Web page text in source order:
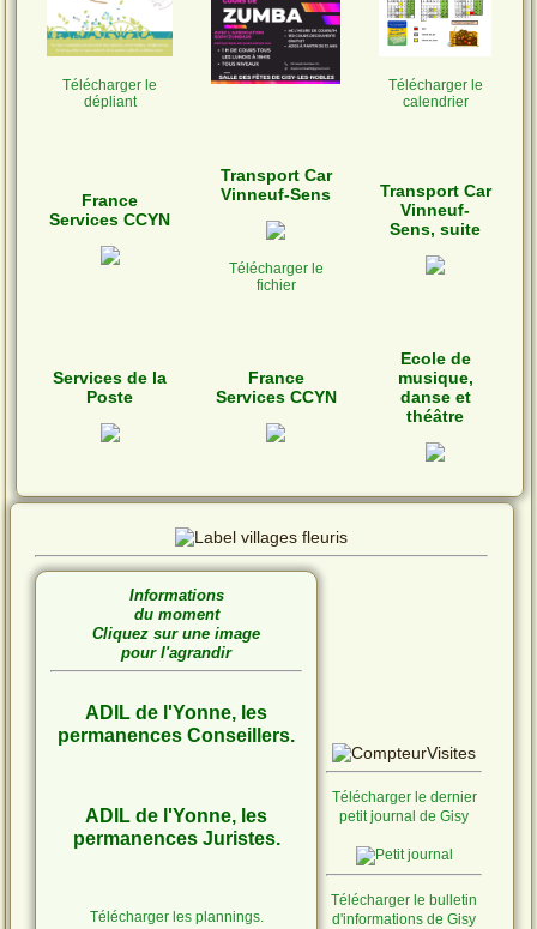
Télécharger le
dépliant
Télécharger le
calendrier
France
Services CCYN
Transport Car
Vinneuf-Sens
Télécharger le
fichier
Transport Car
Vinneuf-
Sens, suite
Services de la
Poste
France
Services CCYN
Ecole de
musique,
danse et
théâtre
Informations
du moment
Cliquez sur une image
pour l'agrandir
ADIL de l'Yonne, les
permanences Conseillers.
ADIL de l'Yonne, les
permanences Juristes.
Télécharger les plannings.
Télécharger le dernier
petit journal de Gisy
Télécharger le bulletin
d'informations de Gisy